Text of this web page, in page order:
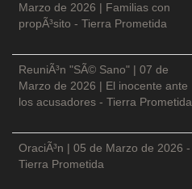
Marzo de 2026 | Familias con
propÃ³sito - Tierra Prometida
ReuniÃ³n "SÃ© Sano" | 07 de
Marzo de 2026 | El inocente ante
los acusadores - Tierra Prometida
OraciÃ³n | 05 de Marzo de 2026 -
Tierra Prometida